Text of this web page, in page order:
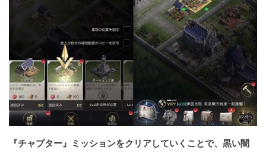
『チャプター』ミッションをクリアしていくことで、黒い闇